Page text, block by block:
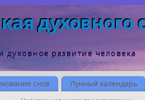
духовное развитие человека
снов Лунный календарь